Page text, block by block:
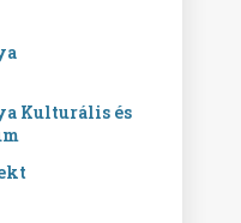
Kulturális és